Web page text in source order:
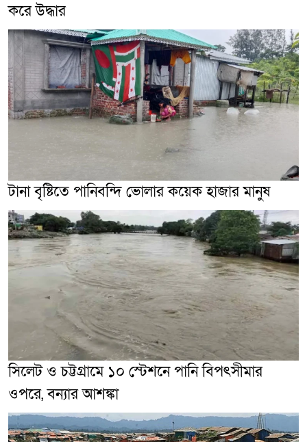
করে উদ্ধার
টানা বৃষ্টিতে পানিবন্দি ভোলার কয়েক হাজার মানুষ
সিলেট ও চট্টগ্রামে ১০ স্টেশনে পানি বিপৎসীমার
ওপরে, বন্যার আশঙ্কা